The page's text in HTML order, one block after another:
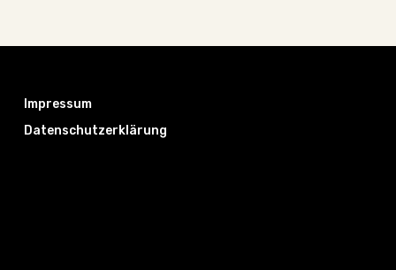
Impressum
Datenschutzerklärung